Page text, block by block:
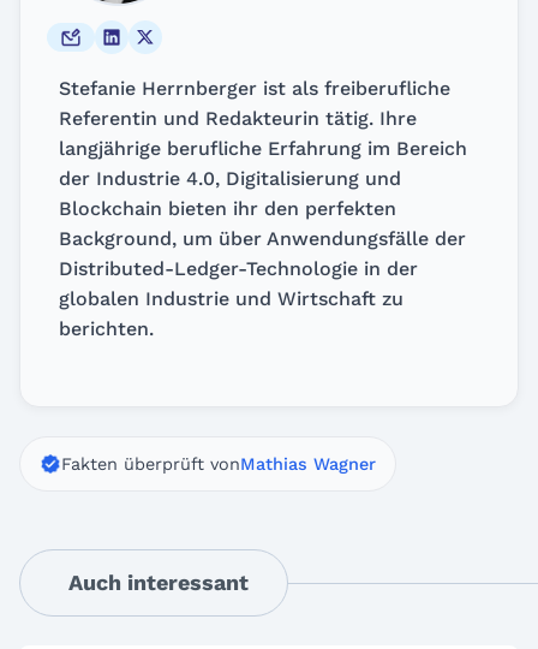
Stefanie Herrnberger ist als freiberufliche
Referentin und Redakteurin tätig. Ihre
langjährige berufliche Erfahrung im Bereich
der Industrie 4.0, Digitalisierung und
Blockchain bieten ihr den perfekten
Background, um über Anwendungsfälle der
Distributed-Ledger-Technologie in der
globalen Industrie und Wirtschaft zu
berichten.
Fakten überprüft vonMathias Wagner
Auch interessant